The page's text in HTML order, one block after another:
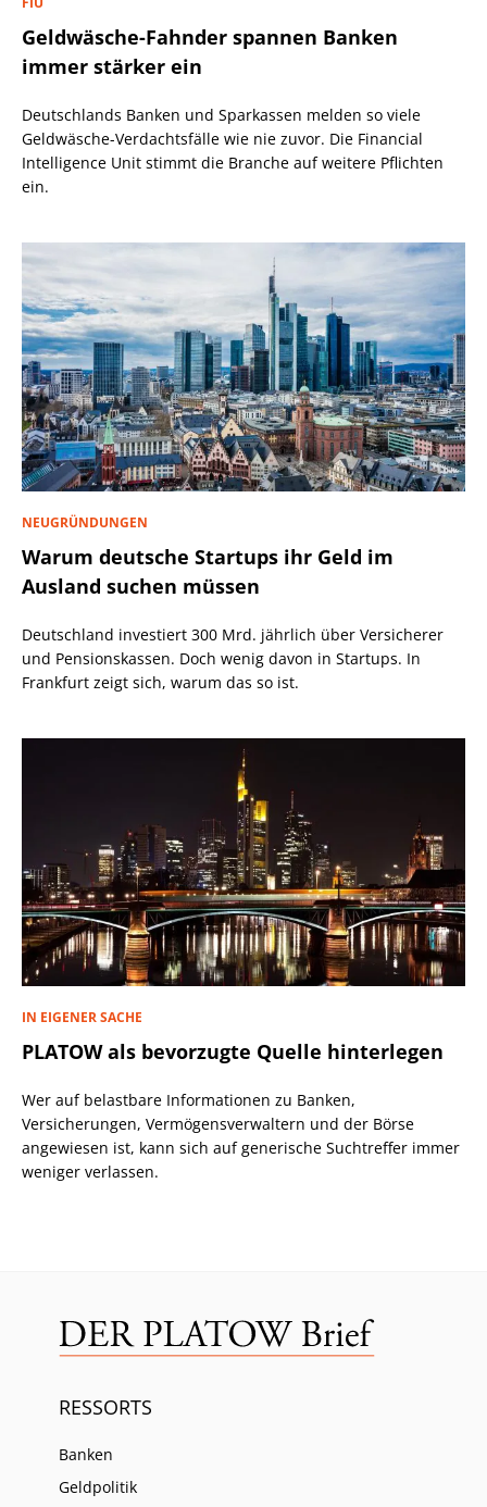
Geldwäsche-Fahnder spannen Banken
immer stärker ein
Deutschlands Banken und Sparkassen melden so viele
Geldwäsche-Verdachtsfälle wie nie zuvor. Die Financial
Intelligence Unit stimmt die Branche auf weitere Pflichten
ein.
NEUGRÜNDUNGEN
Warum deutsche Startups ihr Geld im
Ausland suchen müssen
Deutschland investiert 300 Mrd. jährlich über Versicherer
und Pensionskassen. Doch wenig davon in Startups. In
Frankfurt zeigt sich, warum das so ist.
IN EIGENER SACHE
PLATOW als bevorzugte Quelle hinterlegen
Wer auf belastbare Informationen zu Banken,
Versicherungen, Vermögensverwaltern und der Börse
angewiesen ist, kann sich auf generische Suchtreffer immer
weniger verlassen.
RESSORTS
Banken
Geldpolitik